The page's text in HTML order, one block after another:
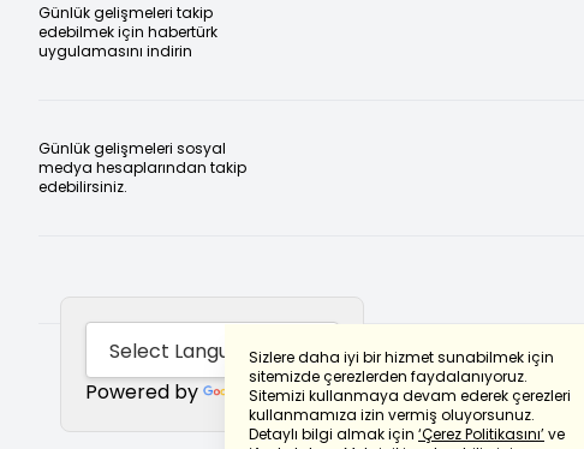
Sizlere daha iyi bir hizmet sunabilmek için
sitemizde çerezlerden faydalanıyoruz.
Sitemizi kullanmaya devam ederek çerezleri
kullanmamıza izin vermiş oluyorsunuz.
Detaylı bilgi almak için ‘Çerez Politikasını’ve
Günlük gelişmeleri takip
edebilmek için habertürk
uygulamasını indirin
Günlük gelişmeleri sosyal
medya hesaplarından takip
edebilirsiniz.
Powered by Translate